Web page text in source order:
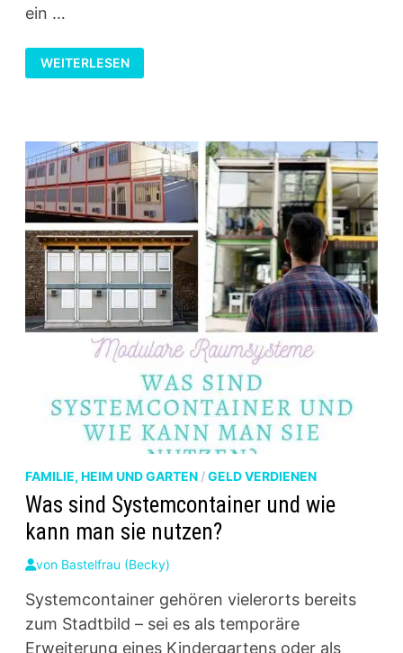
ein …
VISITENKARTEN-
ETUI
AUS
WEITERLESEN
FAMILIE, HEIM UND GARTEN/GELD VERDIENEN
Was sind Systemcontainer und wie
kann man sie nutzen?
von Bastelfrau (Becky)
Systemcontainer gehören vielerorts bereits
zum Stadtbild – sei es als temporäre
Erweiterung eines Kindergartens oder als